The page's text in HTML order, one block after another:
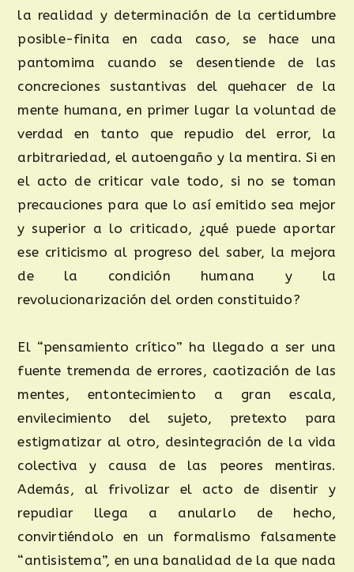
la realidad y determinación de la certidumbre
posible-finita en cada caso, se hace una
pantomima cuando se desentiende de las
concreciones sustantivas del quehacer de la
mente humana, en primer lugar la voluntad de
verdad en tanto que repudio del error, la
arbitrariedad, el autoengaño y la mentira. Si en
el acto de criticar vale todo, si no se toman
precauciones para que lo así emitido sea mejor
y superior a lo criticado, ¿qué puede aportar
ese criticismo al progreso del saber, la mejora
de la condición humana y la
revolucionarización del orden constituido?
El “pensamiento crítico” ha llegado a ser una
fuente tremenda de errores, caotización de las
mentes, entontecimiento a gran escala,
envilecimiento del sujeto, pretexto para
estigmatizar al otro, desintegración de la vida
colectiva y causa de las peores mentiras.
Además, al frivolizar el acto de disentir y
repudiar llega a anularlo de hecho,
convirtiéndolo en un formalismo falsamente
“antisistema”, en una banalidad de la que nada